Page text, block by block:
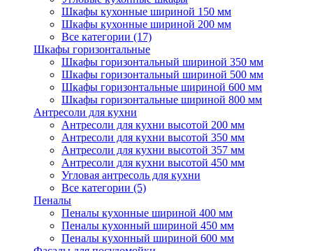
Шкафы кухонные шириной 150 мм
Шкафы кухонные шириной 200 мм
Все категории (17)
Шкафы горизонтальные
Шкафы горизонтальный шириной 350 мм
Шкафы горизонтальный шириной 500 мм
Шкафы горизонтальные шириной 600 мм
Шкафы горизонтальные шириной 800 мм
Антресоли для кухни
Антресоли для кухни высотой 200 мм
Антресоли для кухни высотой 350 мм
Антресоли для кухни высотой 357 мм
Антресоли для кухни высотой 450 мм
Угловая антресоль для кухни
Все категории (5)
Пеналы
Пеналы кухонные шириной 400 мм
Пеналы кухонный шириной 450 мм
Пеналы кухонный шириной 600 мм